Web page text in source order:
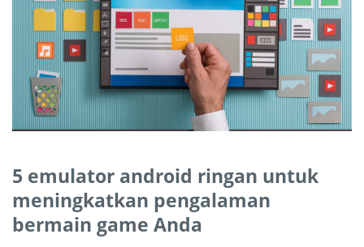
5 emulator android ringan untuk
meningkatkan pengalaman
bermain game Anda